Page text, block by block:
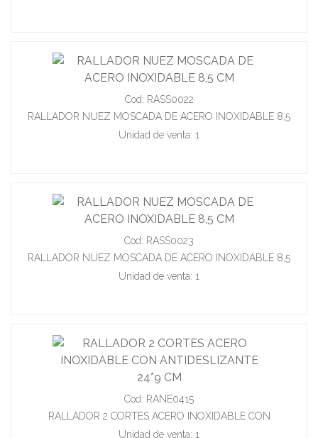
Cod: RASS0022
RALLADOR NUEZ MOSCADA DE ACERO INOXIDABLE 8,5
CM
Unidad de venta: 1
Cod: RASS0023
RALLADOR NUEZ MOSCADA DE ACERO INOXIDABLE 8,5
CM
Unidad de venta: 1
Cod: RANE0415
RALLADOR 2 CORTES ACERO INOXIDABLE CON
ANTIDESLIZANTE 24*9 CM
Unidad de venta: 1